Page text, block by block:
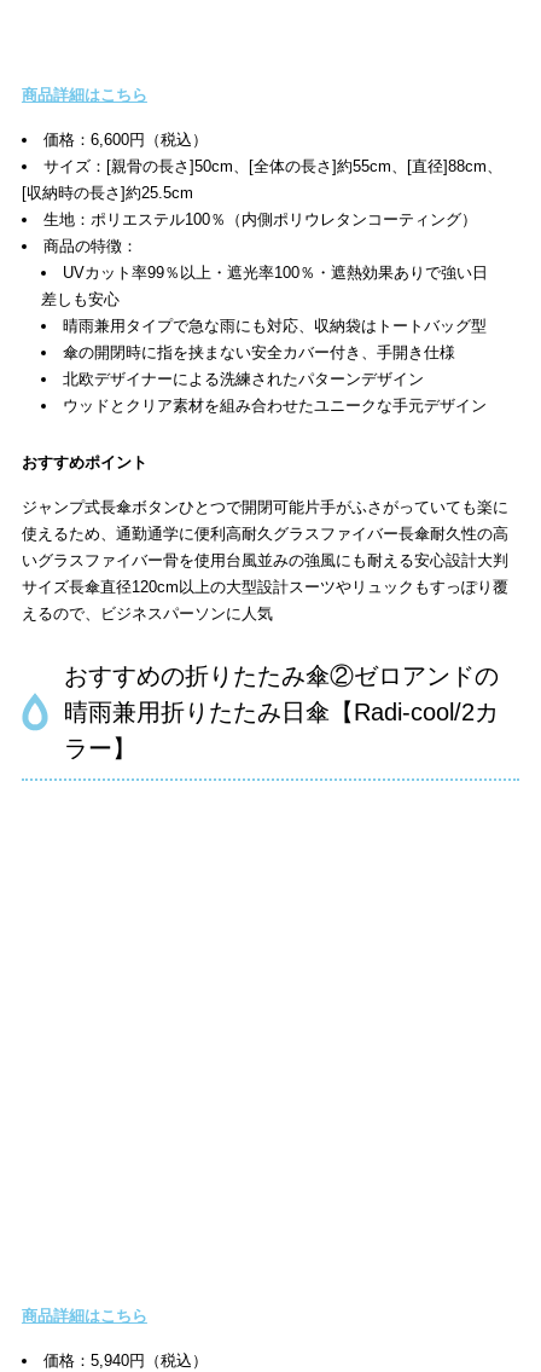
商品詳細はこちら
価格：6,600円（税込）
サイズ：[親骨の長さ]50cm、[全体の長さ]約55cm、[直径]88cm、
[収納時の長さ]約25.5cm
生地：ポリエステル100％（内側ポリウレタンコーティング）
商品の特徴：
UVカット率99％以上・遮光率100％・遮熱効果ありで強い日
差しも安心
晴雨兼用タイプで急な雨にも対応、収納袋はトートバッグ型
傘の開閉時に指を挟まない安全カバー付き、手開き仕様
北欧デザイナーによる洗練されたパターンデザイン
ウッドとクリア素材を組み合わせたユニークな手元デザイン
おすすめポイント
ジャンプ式長傘ボタンひとつで開閉可能片手がふさがっていても楽に
使えるため、通勤通学に便利高耐久グラスファイバー長傘耐久性の高
いグラスファイバー骨を使用台風並みの強風にも耐える安心設計大判
サイズ長傘直径120cm以上の大型設計スーツやリュックもすっぽり覆
えるので、ビジネスパーソンに人気
おすすめの折りたたみ傘②ゼロアンドの
晴雨兼用折りたたみ日傘【Radi-cool/2カ
ラー】
商品詳細はこちら
価格：5,940円（税込）